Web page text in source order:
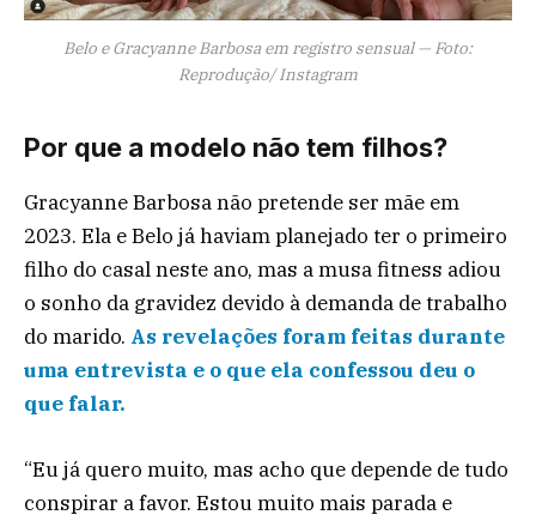
Belo e Gracyanne Barbosa em registro sensual — Foto:
Reprodução/ Instagram
Por que a modelo não tem filhos?
Gracyanne Barbosa não pretende ser mãe em
2023. Ela e Belo já haviam planejado ter o primeiro
filho do casal neste ano, mas a musa fitness adiou
o sonho da gravidez devido à demanda de trabalho
do marido. As revelações foram feitas durante
uma entrevista e o que ela confessou deu o
que falar.
“Eu já quero muito, mas acho que depende de tudo
conspirar a favor. Estou muito mais parada e